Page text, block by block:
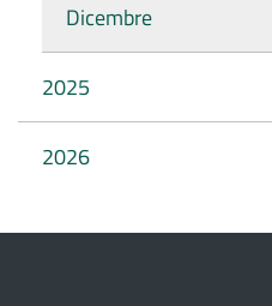
Dicembre
2025
2026